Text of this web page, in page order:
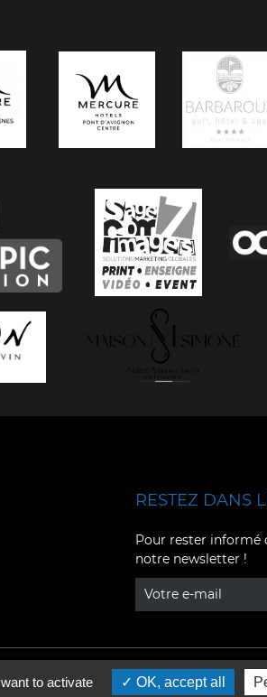
YouTube
RESTEZ DANS
Pour rester informé
notre newsletter !
to activate OK, accept all